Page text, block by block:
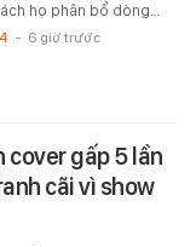
họ phân bổ dòng…
- 6 giờ trước
cover gấp 5 lần
cãi vì show